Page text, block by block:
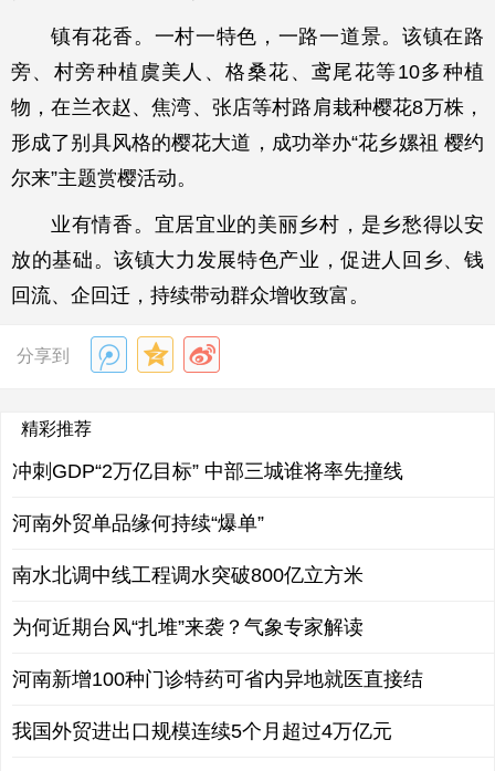
镇有花香。一村一特色，一路一道景。该镇在路
旁、村旁种植虞美人、格桑花、鸢尾花等10多种植
物，在兰衣赵、焦湾、张店等村路肩栽种樱花8万株，
形成了别具风格的樱花大道，成功举办“花乡嫘祖 樱约
尔来”主题赏樱活动。
业有情香。宜居宜业的美丽乡村，是乡愁得以安
放的基础。该镇大力发展特色产业，促进人回乡、钱
回流、企回迁，持续带动群众增收致富。
分享到
精彩推荐
冲刺GDP“2万亿目标” 中部三城谁将率先撞线
河南外贸单品缘何持续“爆单”
南水北调中线工程调水突破800亿立方米
为何近期台风“扎堆”来袭？气象专家解读
河南新增100种门诊特药可省内异地就医直接结
我国外贸进出口规模连续5个月超过4万亿元